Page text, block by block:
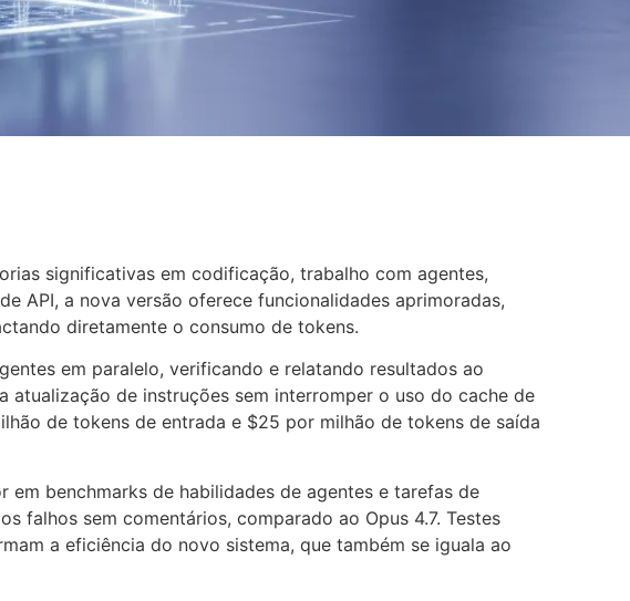
significativas em codificação, trabalho com agentes,
API, a nova versão oferece funcionalidades aprimoradas,
diretamente o consumo de tokens.
em paralelo, verificando e relatando resultados ao
atualização de instruções sem interromper o uso do cache de
de tokens de entrada e $25 por milhão de tokens de saída
benchmarks de habilidades de agentes e tarefas de
falhos sem comentários, comparado ao Opus 4.7. Testes
a eficiência do novo sistema, que também se iguala ao